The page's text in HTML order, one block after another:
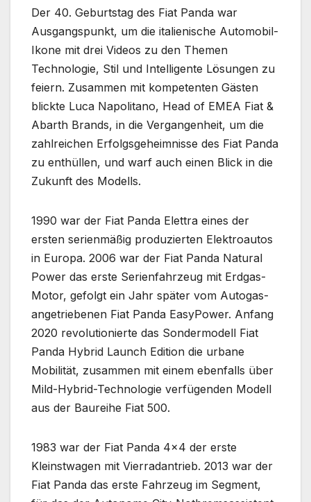
Der 40. Geburtstag des Fiat Panda war
Ausgangspunkt, um die italienische Automobil-
Ikone mit drei Videos zu den Themen
Technologie, Stil und Intelligente Lösungen zu
feiern. Zusammen mit kompetenten Gästen
blickte Luca Napolitano, Head of EMEA Fiat &
Abarth Brands, in die Vergangenheit, um die
zahlreichen Erfolgsgeheimnisse des Fiat Panda
zu enthüllen, und warf auch einen Blick in die
Zukunft des Modells.
1990 war der Fiat Panda Elettra eines der
ersten serienmäßig produzierten Elektroautos
in Europa. 2006 war der Fiat Panda Natural
Power das erste Serienfahrzeug mit Erdgas-
Motor, gefolgt ein Jahr später vom Autogas-
angetriebenen Fiat Panda EasyPower. Anfang
2020 revolutionierte das Sondermodell Fiat
Panda Hybrid Launch Edition die urbane
Mobilität, zusammen mit einem ebenfalls über
Mild-Hybrid-Technologie verfügenden Modell
aus der Baureihe Fiat 500.
1983 war der Fiat Panda 4×4 der erste
Kleinstwagen mit Vierradantrieb. 2013 war der
Fiat Panda das erste Fahrzeug im Segment,